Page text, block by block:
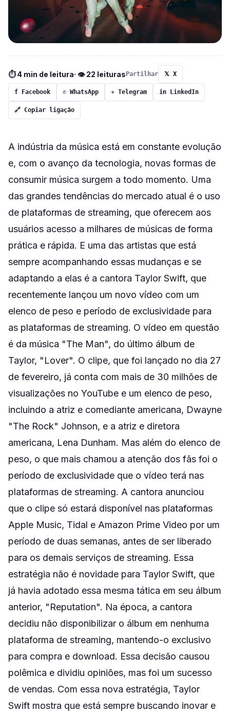
⏱ 4 min de leitura· 👁 22 leituras Partilhar 𝕏 X
f Facebook ✆ WhatsApp ✈ Telegram in LinkedIn
🔗 Copiar ligação
A indústria da música está em constante evolução
e, com o avanço da tecnologia, novas formas de
consumir música surgem a todo momento. Uma
das grandes tendências do mercado atual é o uso
de plataformas de streaming, que oferecem aos
usuários acesso a milhares de músicas de forma
prática e rápida. E uma das artistas que está
sempre acompanhando essas mudanças e se
adaptando a elas é a cantora Taylor Swift, que
recentemente lançou um novo vídeo com um
elenco de peso e período de exclusividade para
as plataformas de streaming. O vídeo em questão
é da música "The Man", do último álbum de
Taylor, "Lover". O clipe, que foi lançado no dia 27
de fevereiro, já conta com mais de 30 milhões de
visualizações no YouTube e um elenco de peso,
incluindo a atriz e comediante americana, Dwayne
"The Rock" Johnson, e a atriz e diretora
americana, Lena Dunham. Mas além do elenco de
peso, o que mais chamou a atenção dos fãs foi o
período de exclusividade que o vídeo terá nas
plataformas de streaming. A cantora anunciou
que o clipe só estará disponível nas plataformas
Apple Music, Tidal e Amazon Prime Video por um
período de duas semanas, antes de ser liberado
para os demais serviços de streaming. Essa
estratégia não é novidade para Taylor Swift, que
já havia adotado essa mesma tática em seu álbum
anterior, "Reputation". Na época, a cantora
decidiu não disponibilizar o álbum em nenhuma
plataforma de streaming, mantendo-o exclusivo
para compra e download. Essa decisão causou
polêmica e dividiu opiniões, mas foi um sucesso
de vendas. Com essa nova estratégia, Taylor
Swift mostra que está sempre buscando inovar e